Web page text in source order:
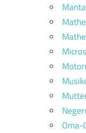
Oma-